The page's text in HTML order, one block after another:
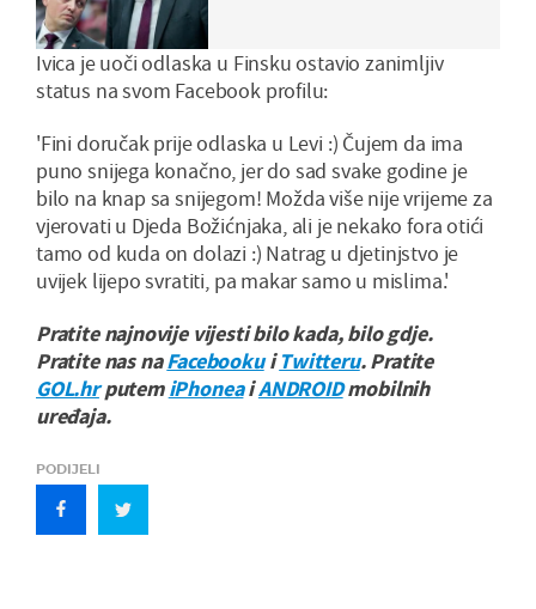
Ivica je uoči odlaska u Finsku ostavio zanimljiv
status na svom Facebook profilu:
'Fini doručak prije odlaska u Levi :) Čujem da ima
puno snijega konačno, jer do sad svake godine je
bilo na knap sa snijegom! Možda više nije vrijeme za
vjerovati u Djeda Božićnjaka, ali je nekako fora otići
tamo od kuda on dolazi :) Natrag u djetinjstvo je
uvijek lijepo svratiti, pa makar samo u mislima.'
Pratite najnovije vijesti bilo kada, bilo gdje.
Pratite nas naFacebookuiTwitteru. Pratite
GOL.hrputemiPhoneaiANDROIDmobilnih
uređaja.
PODIJELI